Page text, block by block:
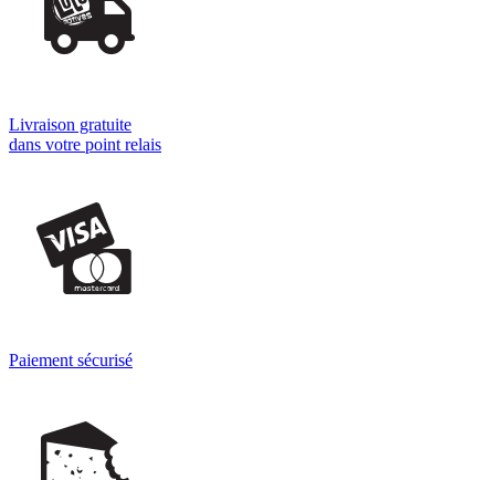
Livraison gratuite
dans votre point relais
Paiement sécurisé